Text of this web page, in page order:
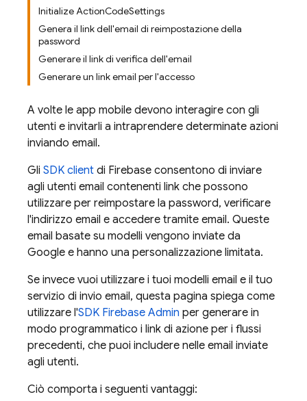
Initialize ActionCodeSettings
Genera il link dell'email di reimpostazione della
password
Generare il link di verifica dell'email
Generare un link email per l'accesso
A volte le app mobile devono interagire con gli
utenti e invitarli a intraprendere determinate azioni
inviando email.
Gli SDK client di Firebase consentono di inviare
agli utenti email contenenti link che possono
utilizzare per reimpostare la password, verificare
l'indirizzo email e accedere tramite email. Queste
email basate su modelli vengono inviate da
Google e hanno una personalizzazione limitata.
Se invece vuoi utilizzare i tuoi modelli email e il tuo
servizio di invio email, questa pagina spiega come
utilizzare l'SDK Firebase Admin per generare in
modo programmatico i link di azione per i flussi
precedenti, che puoi includere nelle email inviate
agli utenti.
Ciò comporta i seguenti vantaggi: